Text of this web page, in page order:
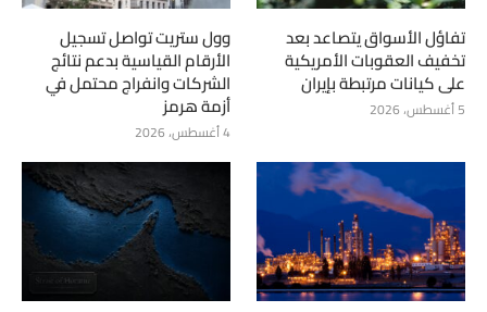
تفاؤل الأسواق يتصاعد بعد
تخفيف العقوبات الأمريكية
على كيانات مرتبطة بإيران
5 أغسطس، 2026
وول ستريت تواصل تسجيل
الأرقام القياسية بدعم نتائج
الشركات وانفراج محتمل في
أزمة هرمز
4 أغسطس، 2026